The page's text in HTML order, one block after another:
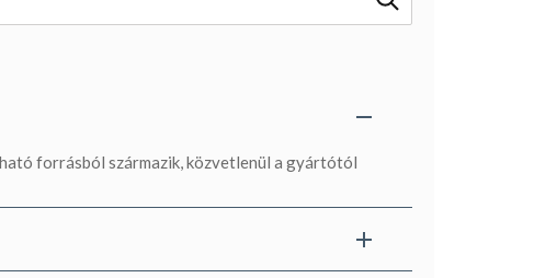
forrásból származik, közvetlenül a gyártótól